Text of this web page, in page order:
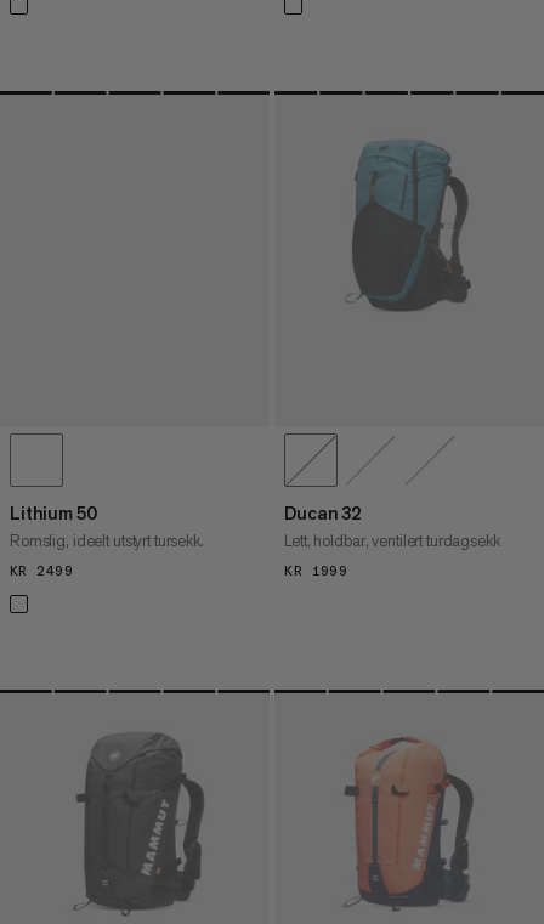
Lithium 50
Romslig, ideelt utstyrt tursekk.
KR 2499
Ducan 32
Lett, holdbar, ventilert turdagsekk
KR 1999